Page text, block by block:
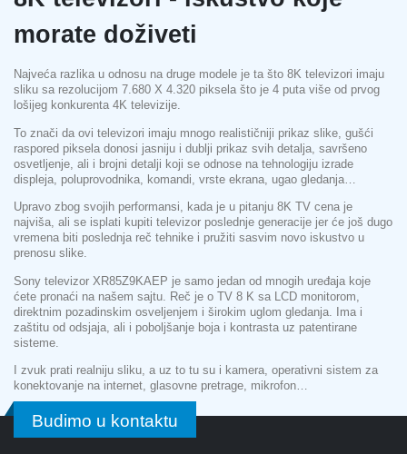
morate doživeti
Najveća razlika u odnosu na druge modele je ta što 8K televizori imaju
sliku sa rezolucijom 7.680 X 4.320 piksela što je 4 puta više od prvog
lošijeg konkurenta 4K televizije.
To znači da ovi televizori imaju mnogo realističniji prikaz slike, gušći
raspored piksela donosi jasniju i dublji prikaz svih detalja, savršeno
osvetljenje, ali i brojni detalji koji se odnose na tehnologiju izrade
displeja, poluprovodnika, komandi, vrste ekrana, ugao gledanja…
Upravo zbog svojih performansi, kada je u pitanju 8K TV cena je
najviša, ali se isplati kupiti televizor poslednje generacije jer će još dugo
vremena biti poslednja reč tehnike i pružiti sasvim novo iskustvo u
prenosu slike.
Sony televizor XR85Z9KAEP je samo jedan od mnogih uređaja koje
ćete pronaći na našem sajtu. Reč je o TV 8 K sa LCD monitorom,
direktnim pozadinskim osveljenjem i širokim uglom gledanja. Ima i
zaštitu od odsjaja, ali i poboljšanje boja i kontrasta uz patentirane
sisteme.
I zvuk prati realniju sliku, a uz to tu su i kamera, operativni sistem za
konektovanje na internet, glasovne pretrage, mikrofon…
Budimo u kontaktu